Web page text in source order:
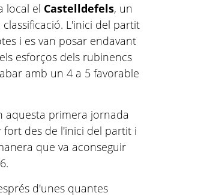
local el Castelldefels, un
L'inici del partit
i es van posar endavant
esforços dels rubinencs
amb un 4 a 5 favorable
aquesta primera jornada
fort des de l'inici del partit i
que va aconseguir
d'unes quantes